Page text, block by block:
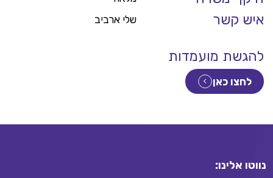
איש קשר שלי ארביב
להגשת מועמדות
לחצו כאן
נווטו אלינו: